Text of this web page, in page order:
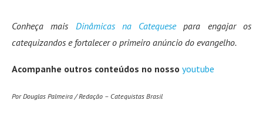
Conheça mais Dinâmicas na Catequesepara engajar os
catequizandos e fortalecer o primeiro anúncio do evangelho.
Acompanhe outros conteúdos no nosso youtube
Por Douglas Palmeira / Redação – Catequistas Brasil